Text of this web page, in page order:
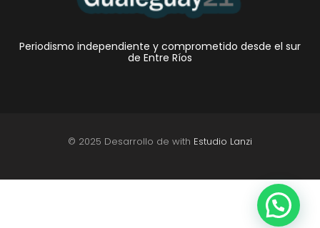
Periodismo independiente y comprometido desde el sur
de Entre Ríos
© 2025 Desarrollo de with Estudio Lanzi